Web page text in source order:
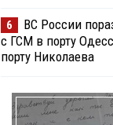
6
ВС России
с ГСМ в порту
порту Николаева